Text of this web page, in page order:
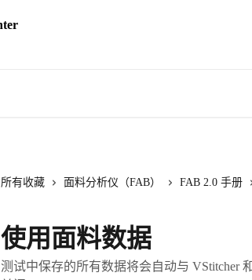
所有收藏 面料分析仪（FAB） FAB 2.0 手册
使用面料数据
测试中保存的所有数据将会自动与 VStitcher